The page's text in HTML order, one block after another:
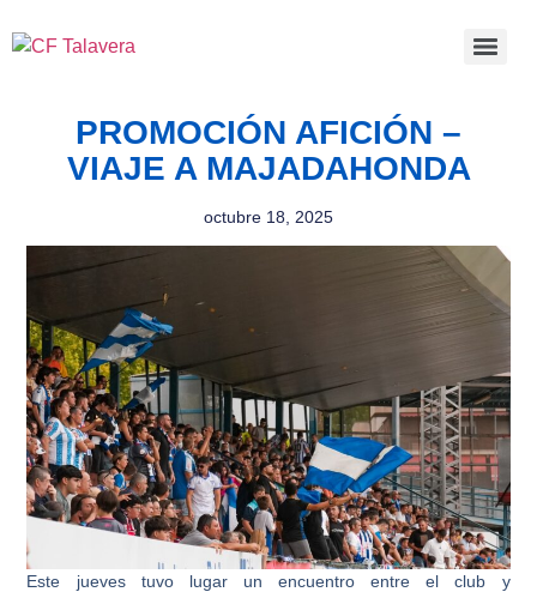
PROMOCIÓN AFICIÓN –
VIAJE A MAJADAHONDA
octubre 18, 2025
Este jueves tuvo lugar un encuentro entre el club y